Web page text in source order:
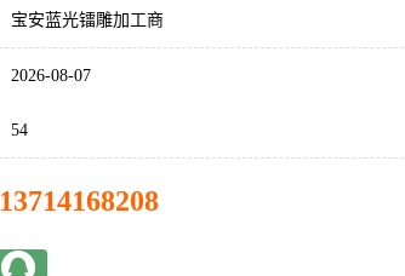
宝安蓝光镭雕加工商
2026-08-07
54
13714168208